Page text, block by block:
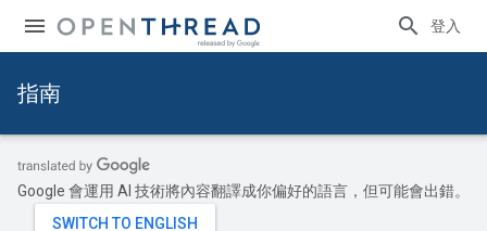
登入
指南
Google 會運用 AI 技術將內容翻譯成你偏好的語言，但可能會出錯。